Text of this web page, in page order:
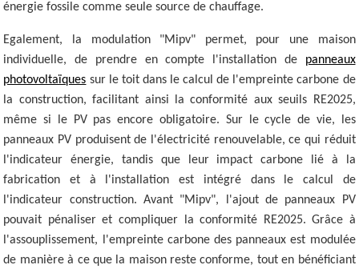
énergie fossile comme seule source de chauffage.
Egalement, la modulation "Mipv" permet, pour une maison
individuelle, de prendre en compte l'installation de panneaux
photovoltaïques sur le toit dans le calcul de l'empreinte carbone de
la construction, facilitant ainsi la conformité aux seuils RE2025,
même si le PV pas encore obligatoire. Sur le cycle de vie, les
panneaux PV produisent de l'électricité renouvelable, ce qui réduit
l'indicateur énergie, tandis que leur impact carbone lié à la
fabrication et à l'installation est intégré dans le calcul de
l'indicateur construction. Avant "Mipv", l'ajout de panneaux PV
pouvait pénaliser et compliquer la conformité RE2025. Grâce à
l'assouplissement, l'empreinte carbone des panneaux est modulée
de manière à ce que la maison reste conforme, tout en bénéficiant